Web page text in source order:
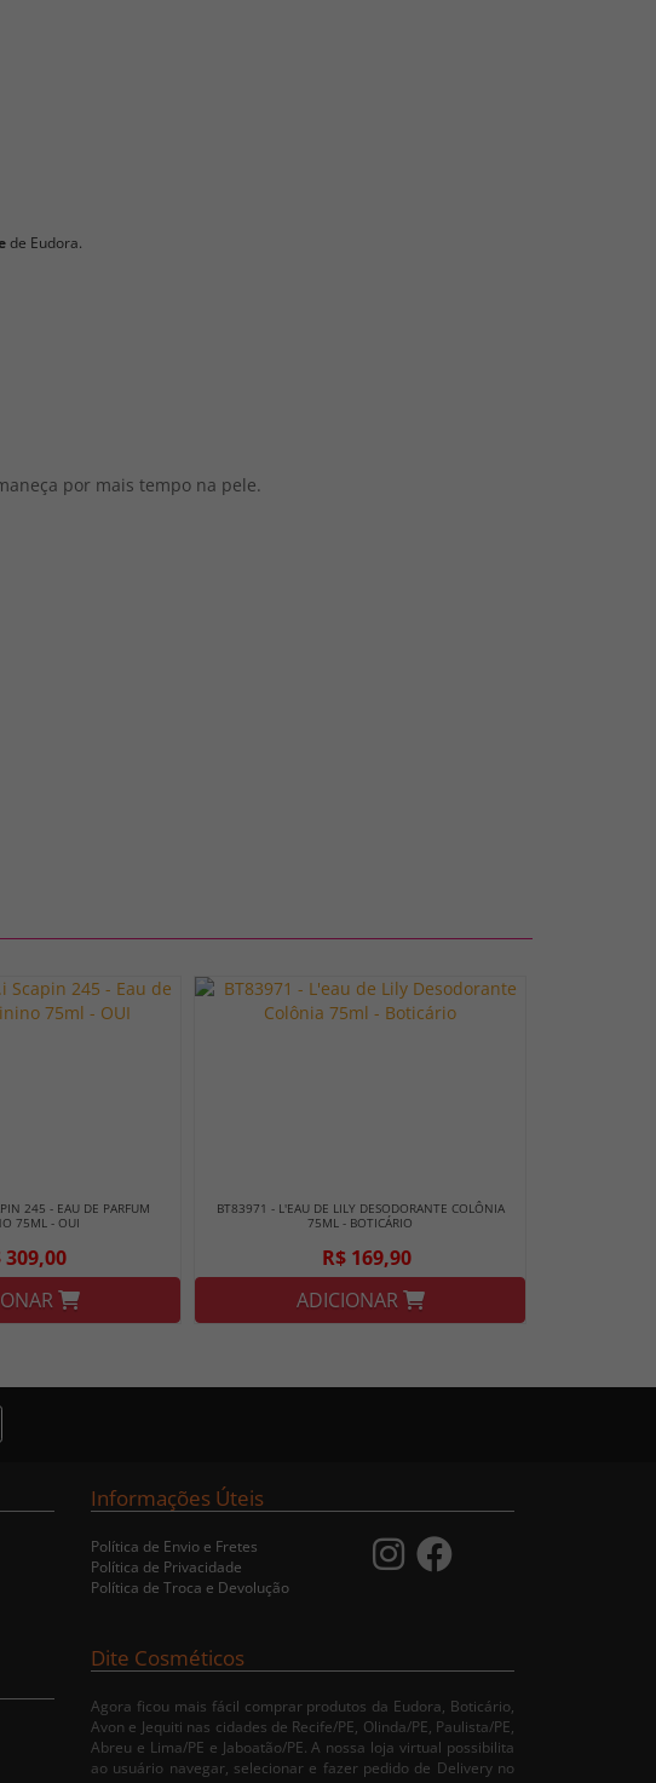
de Eudora.
por mais tempo na pele.
245 - EAU DE PARFUM
75ML - OUI
309,00
BT83971 - L'EAU DE LILY DESODORANTE COLÔNIA
75ML - BOTICÁRIO
R$ 169,90
ADICIONAR
Informações Úteis
Política de Envio e Fretes
Política de Privacidade
Política de Troca e Devolução
Dite Cosméticos
Agora ficou mais fácil comprar produtos da Eudora, Boticário,
Avon e Jequiti nas cidades de Recife/PE, Olinda/PE, Paulista/PE,
Abreu e Lima/PE e Jaboatão/PE. A nossa loja virtual possibilita
ao usuário navegar, selecionar e fazer pedido de Delivery no